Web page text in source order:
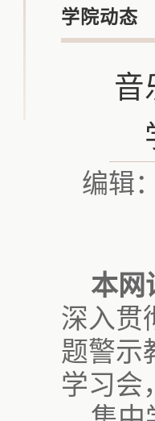
学院动态
音
编辑
本网
深入贯
题警示
学习会